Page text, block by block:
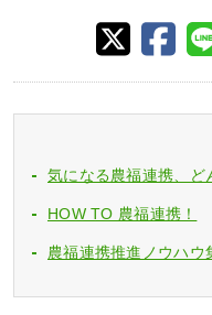
気になる農福連携、ど
HOW TO 農福連携！
農福連携推進ノウハウ